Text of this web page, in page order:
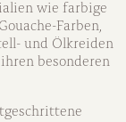
wie farbige
Farben,
und Ölkreiden
besonderen